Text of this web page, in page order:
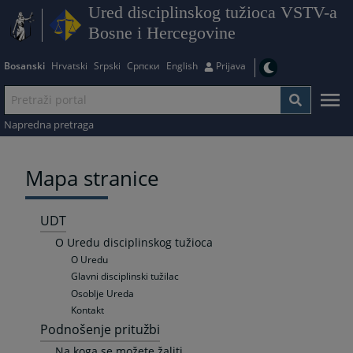
Ured disciplinskog tužioca VSTV-a
Bosne i Hercegovine
Bosanski Hrvatski Srpski Српски English Prijava
Napredna pretraga
Mapa stranice
UDT
O Uredu disciplinskog tužioca
O Uredu
Glavni disciplinski tužilac
Osoblje Ureda
Kontakt
Podnošenje pritužbi